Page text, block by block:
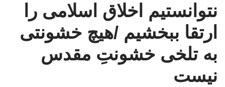
نتوانستیم اخلاق اسلامی را
ارتقا ببخشیم /هیچ خشونتی
به تلخی خشونتِ مقدس
نیست